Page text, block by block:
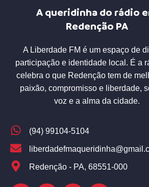
A queridinha do rádio
Redenção PA
A Liberdade FM é um espaço de
participação e identidade local. É a
celebra o que Redenção tem de
paixão, compromisso e liberdade,
voz e a alma da cidade.
(94) 99104-5104
Redenção - PA, 68551-000